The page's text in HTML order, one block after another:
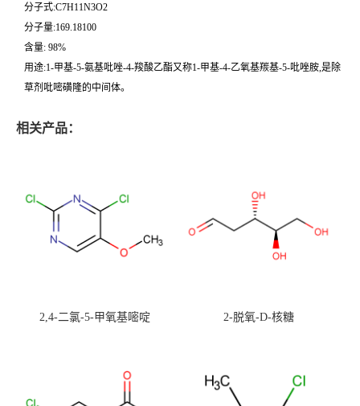
分子式:C7H11N3O2
分子量:169.18100
含量: 98%
用途:1-甲基-5-氨基吡唑-4-羧酸乙酯又称1-甲基-4-乙氧基羰基-5-吡唑胺,是除
草剂吡嘧磺隆的中间体。
相关产品：
2,4-二氯-5-甲氧基嘧啶 2-脱氧-D-核糖